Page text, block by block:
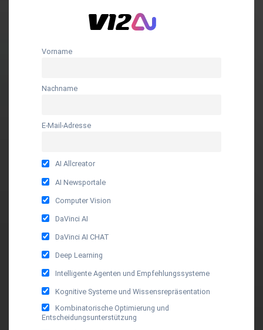
Vorname
Nachname
E-Mail-Adresse
AI Allcreator
AI Newsportale
Computer Vision
DaVinci AI
DaVinci AI CHAT
Deep Learning
Intelligente Agenten und Empfehlungssysteme
Kognitive Systeme und Wissensrepräsentation
Kombinatorische Optimierung und
Entscheidungsunterstützung